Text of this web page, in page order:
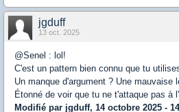
jgduff
13 oct. 2025
@Senel : lol!
C'est un pattern bien connu que tu
Un manque d'argument ? Une mauvaise
Étonné de voir que tu ne t'attaque pas à
Modifié par jgduff, 14 octobre 2025 -